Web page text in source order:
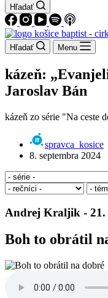
Hľadať
Hľadať Menu
kázeň:
Jaroslav Bán
kázeň zo série "Na ceste
spravca_kosice
8. septembra 2024
Andrej Kraljik - 21.
Boh to obrátil